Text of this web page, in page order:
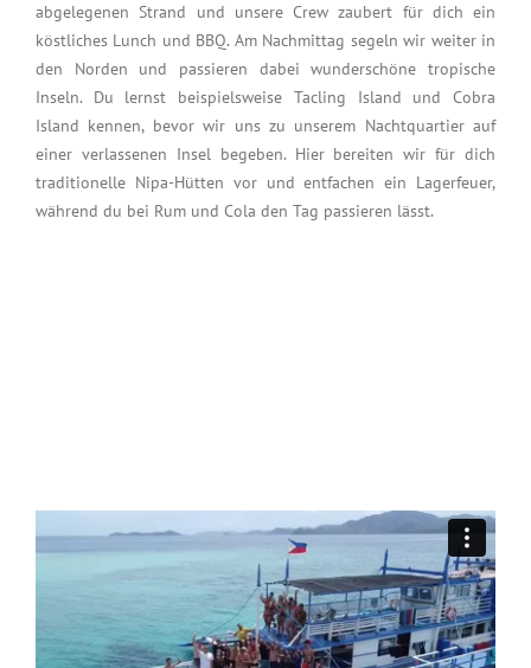
abgelegenen Strand und unsere Crew zaubert für dich ein
köstliches Lunch und BBQ. Am Nachmittag segeln wir weiter in
den Norden und passieren dabei wunderschöne tropische
Inseln. Du lernst beispielsweise Tacling Island und Cobra
Island kennen, bevor wir uns zu unserem Nachtquartier auf
einer verlassenen Insel begeben. Hier bereiten wir für dich
traditionelle Nipa-Hütten vor und entfachen ein Lagerfeuer,
während du bei Rum und Cola den Tag passieren lässt.